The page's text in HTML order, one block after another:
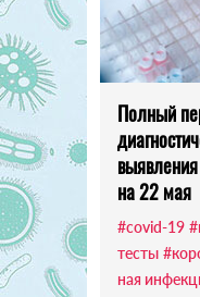
Полный
на 22 мая
#covid-19
тесты
ная